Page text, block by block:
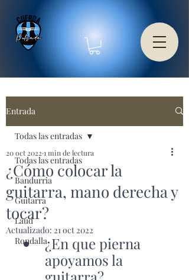
Entrada
Todas las entradas
Bandurria
Guitarra
Laúd
Rondalla
Todas las entradas
¿Cómo colocar la
guitarra, mano derecha y
tocar?
20 oct 2022 1 min de lectura
Actualizado: 21 oct 2022
¿En que pierna
apoyamos la
guitarra?